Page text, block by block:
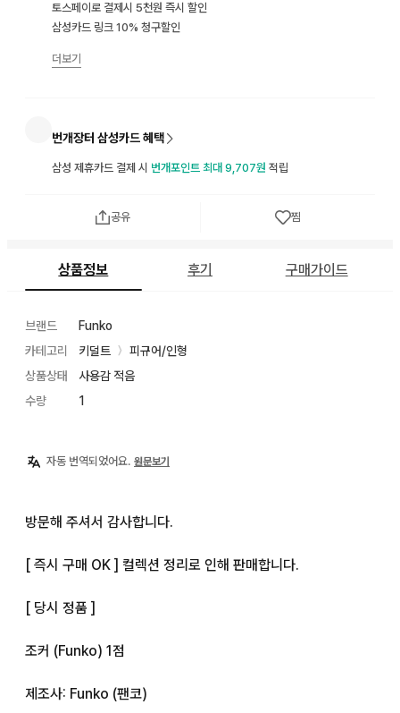
토스페이로 결제시 5천원 즉시 할인
삼성카드 링크 10% 청구할인
더보기
번개장터 삼성카드 혜택
삼성 제휴카드 결제 시 번개포인트 최대 9,707원 적립
공유 찜
상품정보 후기 구매가이드
브랜드
Funko
카테고리
키덜트 〉
피규어/인형
상품상태
사용감 적음
수량
1
자동 번역되었어요. 원문보기
방문해 주셔서 감사합니다.
[ 즉시 구매 OK ] 컬렉션 정리로 인해 판매합니다.
[ 당시 정품 ]
조커 (Funko) 1점
제조사: Funko (팬코)